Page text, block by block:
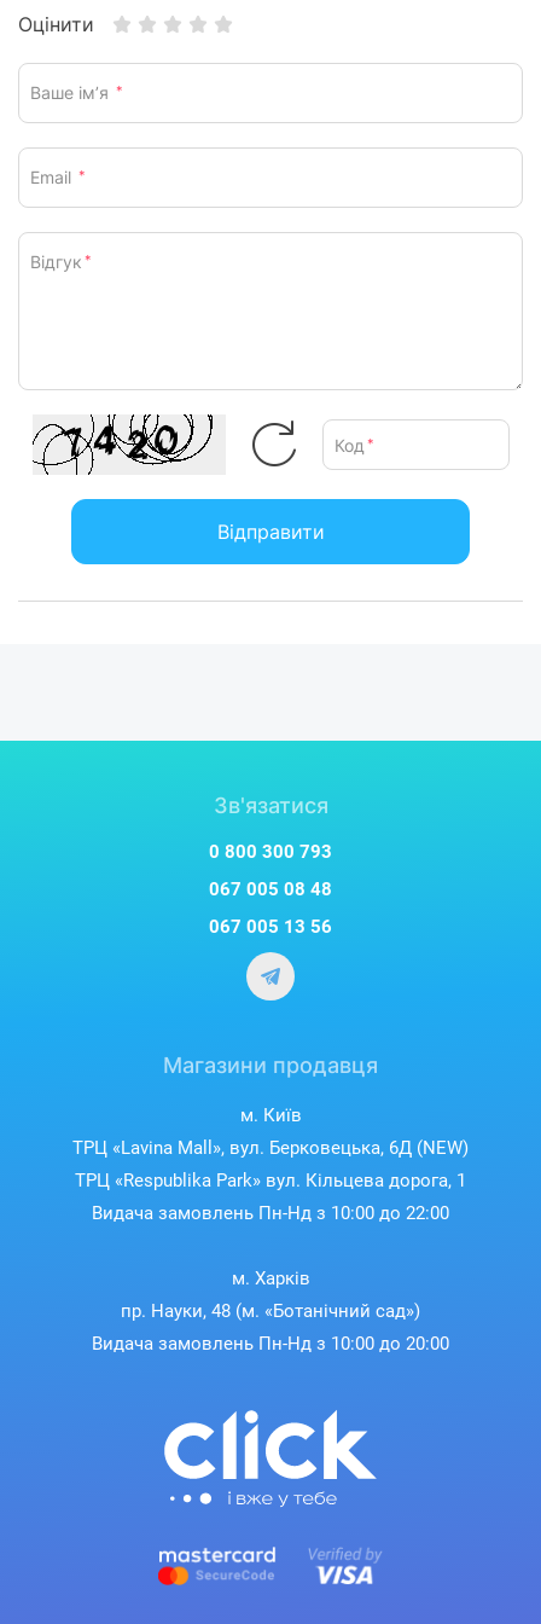
Оцінити
Ваше ім’я *
Email *
Відгук *
Код *
Відправити
Зв'язатися
0 800 300 793
067 005 08 48
067 005 13 56
Магазини продавця
м. Київ
ТРЦ «Lavina Mall», вул. Берковецька, 6Д (NEW)
ТРЦ «Respublika Park» вул. Кільцева дорога, 1
Видача замовлень Пн-Нд з 10:00 до 22:00
м. Харків
пр. Науки, 48 (м. «Ботанічний сад»)
Видача замовлень Пн-Нд з 10:00 до 20:00